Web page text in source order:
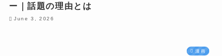
ー｜話題の理由とは
June 3, 2026
漫画